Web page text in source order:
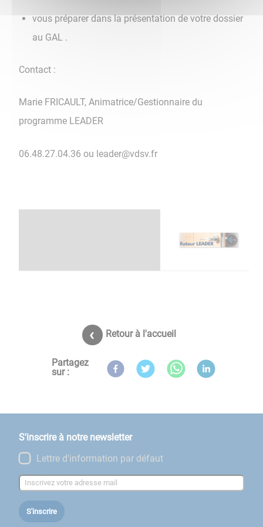
vous préparer dans la présentation de votre dossier
au GAL .
Contact :
Marie FRICAULT, Animatrice/Gestionnaire du
programme LEADER
06.48.27.04.36 ou leader@vdsv.fr
Retour à l'accueil
Partagez
sur :
S'inscrire à notre newsletter
Lettre d'information par défaut
S'inscrire